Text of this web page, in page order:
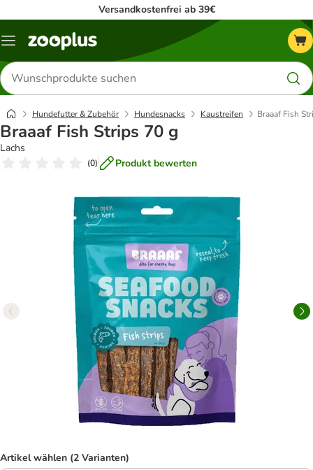
Versandkostenfrei ab 39€
Menü
Produkte
suchen
Hundefutter & Zubehör Hundesnacks Kaustreifen Braaaf Fish
Braaaf Fish Strips 70 g
Lachs
(0) Produkt bewerten
Artikel wählen (2 Varianten)